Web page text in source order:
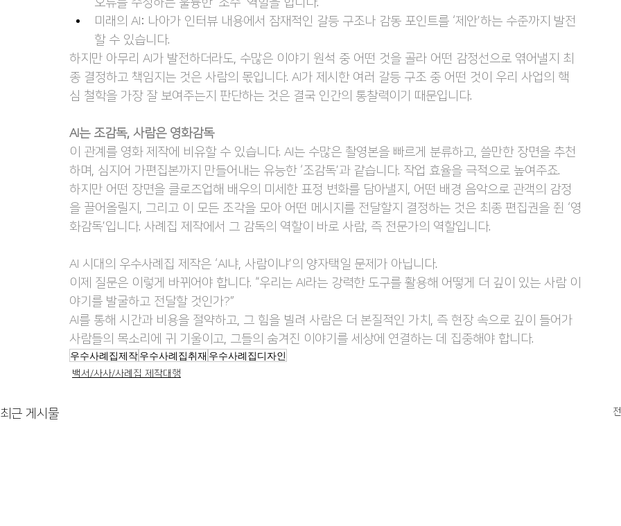
오류를 수정하는 훌륭한 ‘조수’ 역할을 합니다.
미래의 AI: 나아가 인터뷰 내용에서 잠재적인 갈등 구조나 감동 포인트를 ‘제안’하는 수준까지 발전
할 수 있습니다.
하지만 아무리 AI가 발전하더라도, 수많은 이야기 원석 중 어떤 것을 골라 어떤 감정선으로 엮어낼지 최
종 결정하고 책임지는 것은 사람의 몫입니다. AI가 제시한 여러 갈등 구조 중 어떤 것이 우리 사업의 핵
심 철학을 가장 잘 보여주는지 판단하는 것은 결국 인간의 통찰력이기 때문입니다.
AI는 조감독, 사람은 영화감독
이 관계를 영화 제작에 비유할 수 있습니다. AI는 수많은 촬영본을 빠르게 분류하고, 쓸만한 장면을 추천
하며, 심지어 가편집본까지 만들어내는 유능한 ‘조감독’과 같습니다. 작업 효율을 극적으로 높여주죠.
하지만 어떤 장면을 클로즈업해 배우의 미세한 표정 변화를 담아낼지, 어떤 배경 음악으로 관객의 감정
을 끌어올릴지, 그리고 이 모든 조각을 모아 어떤 메시지를 전달할지 결정하는 것은 최종 편집권을 쥔 ‘영
화감독’입니다. 사례집 제작에서 그 감독의 역할이 바로 사람, 즉 전문가의 역할입니다.
AI 시대의 우수사례집 제작은 ‘AI냐, 사람이냐’의 양자택일 문제가 아닙니다.
이제 질문은 이렇게 바뀌어야 합니다. “우리는 AI라는 강력한 도구를 활용해 어떻게 더 깊이 있는 사람 이
야기를 발굴하고 전달할 것인가?”
AI를 통해 시간과 비용을 절약하고, 그 힘을 빌려 사람은 더 본질적인 가치, 즉 현장 속으로 깊이 들어가
사람들의 목소리에 귀 기울이고, 그들의 숨겨진 이야기를 세상에 연결하는 데 집중해야 합니다.
우수사례집제작우수사례집취재 우수사례집디자인
백서/사사/사례집 제작대행
최근 게시물